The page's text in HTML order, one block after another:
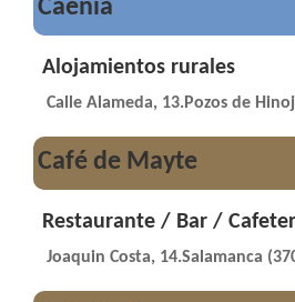
Caenia
Alojamientos rurales
Calle Alameda, 13.Pozos de
Café de Mayte
Restaurante / Bar /
Joaquin Costa, 14.Salamanca